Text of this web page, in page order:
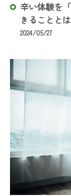
辛い体験を
きることと
2024/05/27